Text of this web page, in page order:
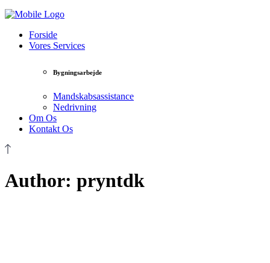
Forside
Vores Services
Bygningsarbejde
Mandskabsassistance
Nedrivning
Om Os
Kontakt Os
Author: pryntdk